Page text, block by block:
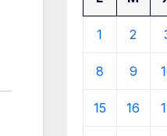
1 2
8 9
15 16